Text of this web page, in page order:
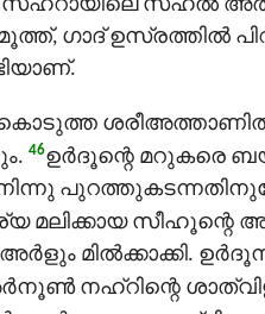
സഹ്റായിലെ സഹ്ൽ
ഗാദ്‌
46ഉര്‍ദൂന്റെ മറുകരെ
മലിക്കായ സീഹൂന്റെ
അർളും മിൽക്കാക്കി.
നഹ്റിന്റെ